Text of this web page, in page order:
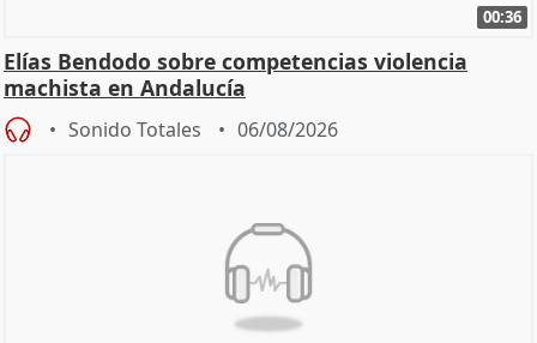
00:36
Elías Bendodo sobre competencias violencia
machista en Andalucía
Sonido Totales 06/08/2026